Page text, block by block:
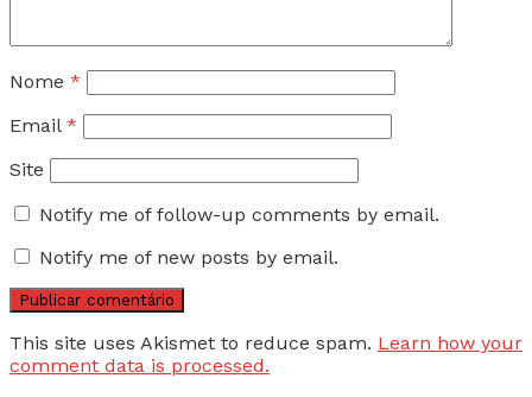
Nome *
Email *
Site
Notify me of follow-up comments by email.
Notify me of new posts by email.
This site uses Akismet to reduce spam. Learn how your
comment data is processed.